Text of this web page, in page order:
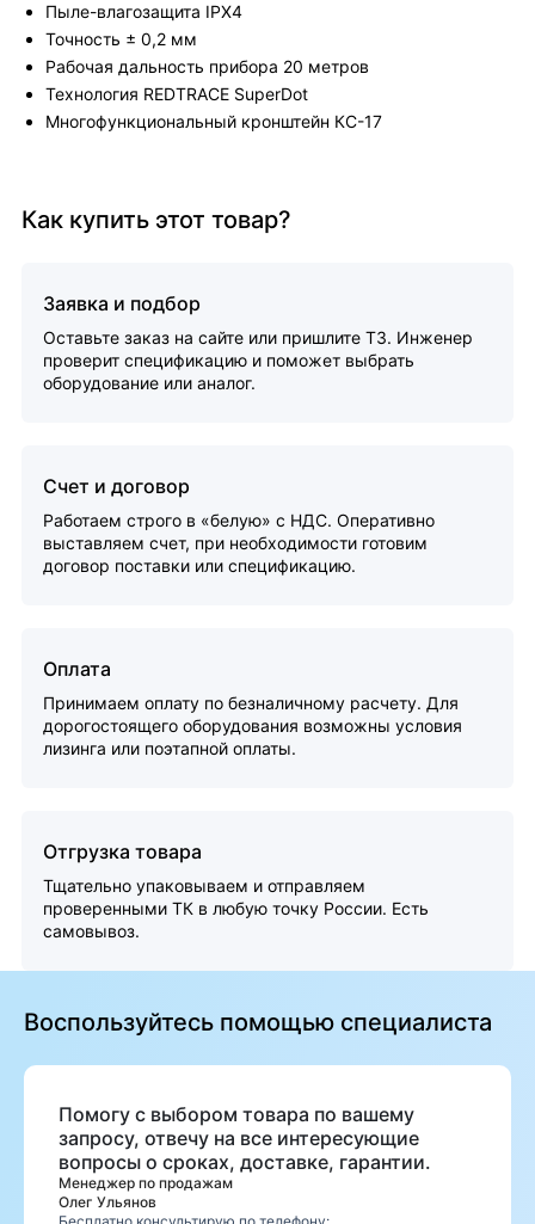
Пыле-влагозащита IPX4
Точность ± 0,2 мм
Рабочая дальность прибора 20 метров
Технология REDTRACE SuperDot
Многофункциональный кронштейн КС-17
Как купить этот товар?
Заявка и подбор
Оставьте заказ на сайте или пришлите ТЗ. Инженер
проверит спецификацию и поможет выбрать
оборудование или аналог.
Счет и договор
Работаем строго в «белую» с НДС. Оперативно
выставляем счет, при необходимости готовим
договор поставки или спецификацию.
Оплата
Принимаем оплату по безналичному расчету. Для
дорогостоящего оборудования возможны условия
лизинга или поэтапной оплаты.
Отгрузка товара
Тщательно упаковываем и отправляем
проверенными ТК в любую точку России. Есть
самовывоз.
Воспользуйтесь помощью специалиста
Помогу с выбором товара по вашему
запросу, отвечу на все интересующие
вопросы о сроках, доставке, гарантии.
Менеджер по продажам
Олег Ульянов